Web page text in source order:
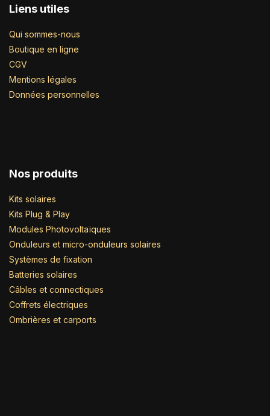
Liens utiles
Qui sommes-nous
Boutique en ligne
CGV
Mentions légales
Données personnelles
Nos produits
Kits solaires
Kits Plug & Play
Modules Photovoltaïques
Onduleurs et micro-onduleurs solaires
Systèmes de fixation
Batteries solaires
Câbles et connectiques
Coffrets électriques
Ombrières et carports